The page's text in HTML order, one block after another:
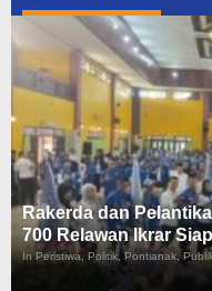
Rakerda dan
700 Relawan Ikrar
In Peristiwa, Politik, Pontianak,